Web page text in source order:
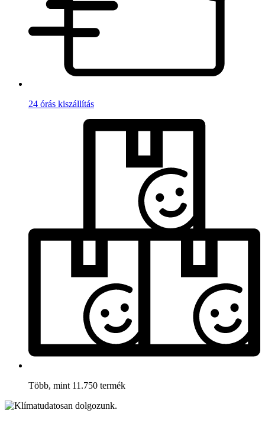
24 órás kiszállítás
Több, mint 11.750 termék